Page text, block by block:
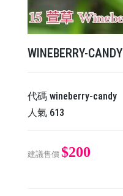
WINEBERRY-CANDY
代碼 wineberry-candy
人氣 613
建議售價 $200